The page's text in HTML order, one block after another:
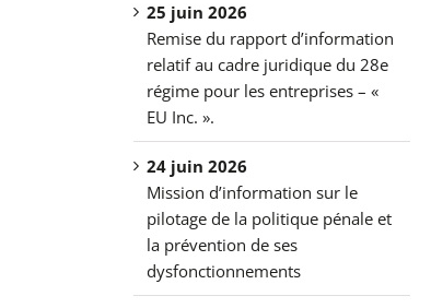
25 juin 2026
Remise du rapport d’information
relatif au cadre juridique du 28e
régime pour les entreprises – «
EU Inc. ».
24 juin 2026
Mission d’information sur le
pilotage de la politique pénale et
la prévention de ses
dysfonctionnements